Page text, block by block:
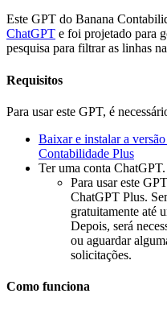
Este GPT do Banana
ChatGPT e foi projetado para
pesquisa para filtrar as linhas
Requisitos
Para usar este GPT, é
Baixar e instalar a
Contabilidade Plus
Ter uma conta ChatGPT.
Para usar este
ChatGPT Plus.
gratuitamente até
Depois, será
ou aguardar
solicitações.
Como funciona